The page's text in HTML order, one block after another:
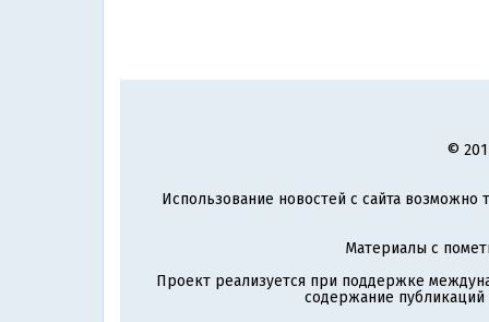
©
Использование новостей с сайта
Материалы с
Проект реализуется при поддержке
содержание публикаций